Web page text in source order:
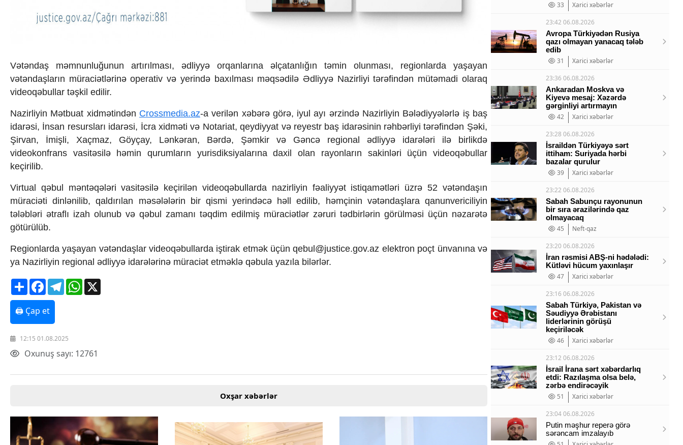
Energetika
Neft-qaz
Telekommunikasiya və nəqliyyat
COP29
Cəmiyyət
Siyasət
Məhkəmə və hüquq
Ekologiya
Zəfər - 5
Gənclər və İdman
Media və QHT
Sağlamlıq
Sosium
Mənəvi dəyərlər
Texnologiya
Əlaqə
Missiyamız
Vətəndaş məmnunluğunun artırılması, ədliyyə orqanlarına əlçatanlığın təmin olunması, regionlarda yaşayan
vətəndaşların müraciətlərinə operativ və yerində baxılması məqsədilə Ədliyyə Nazirliyi tərəfindən mütəmadi olaraq
videoqəbullar təşkil edilir.
Nazirliyin Mətbuat xidmətindən Crossmedia.az-a verilən xəbərə görə, iyul ayı ərzində Nazirliyin Bələdiyyələrlə iş baş
idarəsi, İnsan resursları idarəsi, İcra xidməti və Notariat, qeydiyyat və reyestr baş idarəsinin rəhbərliyi tərəfindən Şəki,
Şirvan, İmişli, Xaçmaz, Göyçay, Lənkəran, Bərdə, Şəmkir və Gəncə regional ədliyyə idarələri ilə birlikdə
videokonfrans vasitəsilə həmin qurumların yurisdiksiyalarına daxil olan rayonların sakinləri üçün videoqəbullar
keçirilib.
Virtual qəbul məntəqələri vasitəsilə keçirilən videoqəbullarda nazirliyin fəaliyyət istiqamətləri üzrə 52 vətəndaşın
müraciəti dinlənilib, qaldırılan məsələlərin bir qismi yerindəcə həll edilib, həmçinin vətəndaşlara qanunvericiliyin
tələbləri ətraflı izah olunub və qəbul zamanı təqdim edilmiş müraciətlər zəruri tədbirlərin görülməsi üçün nəzarətə
götürülüb.
Regionlarda yaşayan vətəndaşlar videoqəbullarda iştirak etmək üçünqebul@justice.gov.az elektron poçt ünvanına və
ya Nazirliyin regional ədliyyə idarələrinə müraciət etməklə qəbula yazıla bilərlər.
ShareFacebookTelegramWhatsApp
🖨 Çap et
12:15 01.08.2025
Oxunuş sayı: 12761
Oxşar xəbərlər
33
Xarici xəbərlər
23:42 06.08.2026
Avropa Türkiyədən Rusiya
qazı olmayan yanacaq tələb
edib
31
Xarici xəbərlər
23:36 06.08.2026
Ankaradan Moskva və
Kiyevə mesaj: Xəzərdə
gərginliyi artırmayın
42
Xarici xəbərlər
23:28 06.08.2026
İsraildən Türkiyəyə sərt
ittiham: Suriyada hərbi
bazalar qurulur
39
Xarici xəbərlər
23:22 06.08.2026
Sabah Sabunçu rayonunun
bir sıra ərazilərində qaz
olmayacaq
45
Neft-qaz
23:20 06.08.2026
İran rəsmisi ABŞ-ni hədələdi:
Kütləvi hücum yaxınlaşır
47
Xarici xəbərlər
23:16 06.08.2026
Sabah Türkiyə, Pakistan və
Səudiyyə Ərəbistanı
liderlərinin görüşü
keçiriləcək
46
Xarici xəbərlər
23:12 06.08.2026
İsrail İrana sərt xəbərdarlıq
etdi: Razılaşma olsa belə,
zərbə endirəcəyik
51
Xarici xəbərlər
23:04 06.08.2026
Putin məşhur reperə görə
sərəncam imzalayıb